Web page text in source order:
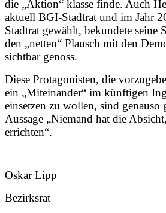
die „Aktion“ klasse finde. Auch
aktuell BGI-Stadtrat und im Jahr
Stadtrat gewählt, bekundete seine
den „netten“ Plausch mit den
sichtbar genoss.
Diese Protagonisten, die
ein „Miteinander“ im künftigen
einsetzen zu wollen, sind genauso
Aussage „Niemand hat die
errichten“.
Oskar Lipp
Bezirksrat